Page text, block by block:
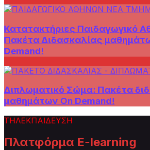
Κατατακτήριες Παιδαγωγικό
Πακέτα Διδασκαλίας
Demand!
Διπλωματικό Σώμα: Πακέτα
μαθημάτων On Demand!
ΤΗΛΕΚΠΑΙΔΕΥΣΗ
Πλατφόρμα E-learning